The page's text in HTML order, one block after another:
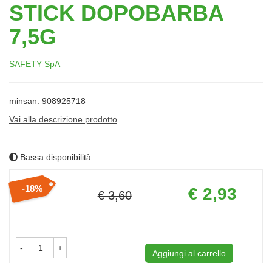
STICK DOPOBARBA
7,5G
SAFETY SpA
minsan: 908925718
Vai alla descrizione prodotto
Bassa disponibilità
Sconto
18%
€ 3,60
Prezzo
scontato
€ 2,93
- +
Aggiungi al carrello